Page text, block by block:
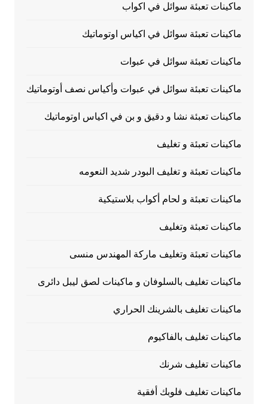
ماكينات تعبئة سوائل في اكواب
ماكينات تعبئة سوائل في اكياس اوتوماتيك
ماكينات تعبئة سوائل في عبوات
ماكينات تعبئة سوائل في عبوات وأكياس نصف أوتوماتيك
ماكينات تعبئة نشا و دقيق و بن في اكياس اوتوماتيك
ماكينات تعبئة و تغليف
ماكينات تعبئة و تغليف البودر شديد النعومه
ماكينات تعبئة و لحام أكواب بلاستيكية
ماكينات تعبئة وتغليف
ماكينات تعبئة وتغليف ماركة المهندس منسى
ماكينات تغليف بالسلوفان و ماكينات لصق ليبل دائرى
ماكينات تغليف بالشرينك الحراري
ماكينات تغليف بالفاكيوم
ماكينات تغليف شرنك
ماكينات تغليف فلوبك أفقية